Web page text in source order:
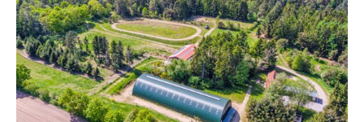
Hede,
9560
Hadsund